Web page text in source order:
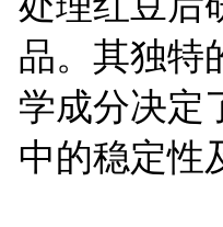
品。其独特
学成分决定
中的稳定性